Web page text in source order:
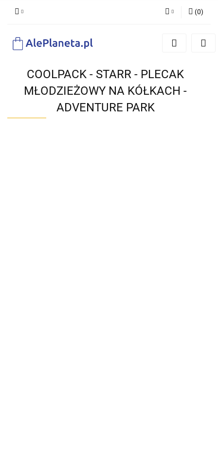
Zaloguj się
(0)
COOLPACK - STARR - PLECAK
MŁODZIEŻOWY NA KÓŁKACH -
ADVENTURE PARK